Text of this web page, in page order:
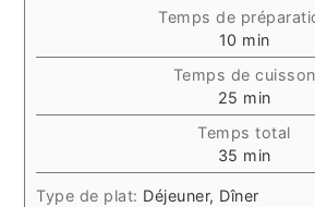
Temps de
10 minutes
min
Temps de cuisson
25 minutes
min
Temps total
35 minutes
min
Type de plat: Déjeuner, Dîner